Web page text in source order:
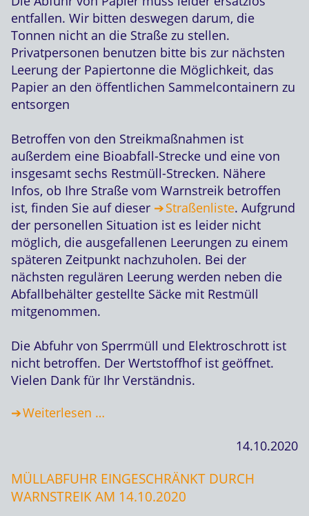
entfallen. Wir bitten deswegen darum, die
Tonnen nicht an die Straße zu stellen.
Privatpersonen benutzen bitte bis zur nächsten
Leerung der Papiertonne die Möglichkeit, das
Papier an den öffentlichen Sammelcontainern zu
entsorgen
Betroffen von den Streikmaßnahmen ist
außerdem eine Bioabfall-Strecke und eine von
insgesamt sechs Restmüll-Strecken. Nähere
Infos, ob Ihre Straße vom Warnstreik betroffen
ist, finden Sie auf dieser
Straßenliste. Aufgrund
der personellen Situation ist es leider nicht
möglich, die ausgefallenen Leerungen zu einem
späteren Zeitpunkt nachzuholen. Bei der
nächsten regulären Leerung werden neben die
Abfallbehälter gestellte Säcke mit Restmüll
mitgenommen.
Die Abfuhr von Sperrmüll und Elektroschrott ist
nicht betroffen. Der Wertstoffhof ist geöffnet.
Vielen Dank für Ihr Verständnis.
Weiterlesen …
14.10.2020
MÜLLABFUHR EINGESCHRÄNKT DURCH
WARNSTREIK AM 14.10.2020